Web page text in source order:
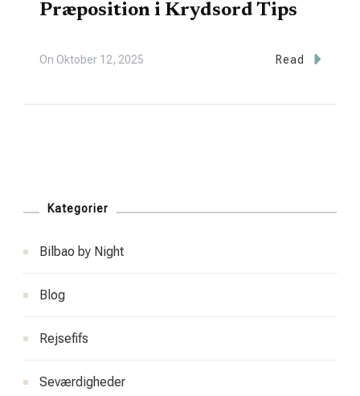
Præposition i Krydsord Tips
On Oktober 12, 2025 Read
Kategorier
Bilbao by Night
Blog
Rejsefifs
Seværdigheder